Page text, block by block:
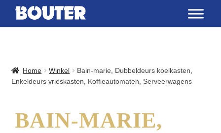
Home Winkel
Bain-marie, Dubbeldeurs koelkasten,
Enkeldeurs vrieskasten, Koffieautomaten, Serveerwagens
BAIN-MARIE,